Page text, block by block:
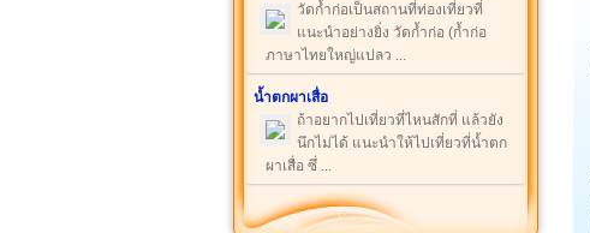
วัดก้ำก่อเป็นสถานที่ท่องเที่ยวที่
แนะนำอย่างยิ่ง วัดก้ำก่อ (ก้ำก่อ
ภาษาไทยใหญ่แปลว ...
น้ำตกผาเสื่อ
ถ้าอยากไปเที่ยวที่ไหนสักที่ แล้วยัง
นึกไม่ได้ แนะนำให้ไปเที่ยวที่น้ำตก
ผาเสื่อ ซึ่ ...